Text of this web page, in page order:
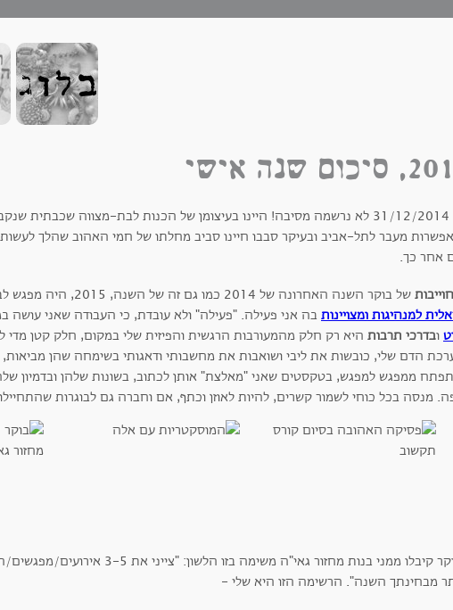
שנה אישי
ב - 31/12/2014 לא נרשמה מסיבה! היינו בעיצומן של הכנות לבת-מצווה
אחר כך.
של בוקר השנה האחרונה של 2014 כמו גם זה של השנה, 2015, היה מפגש לבנות ה
למנהיגות ומצויינות בה אני פעילה. "פעילה" ולא עובדת, כי העבודה שאני עושה
ובדרכי תרבות היא רק חלק מהמעורבות הרגשית והפיזית שלי במקום, חלק קטן מדי
הדם שלי, כובשות את ליבי ושואבות את מחשבותי ודאגותי בשימחה שהן
ממפגש למפגש, בטקסטים שאני "מאלצת" אותן לכתוב, בשונות שלהן ובדמיון שלהן
מנסה בכל כוחי לשמור קשרים, להיות לאוזן וכתף, אם וחברה גם לבוגרות
הבוקר קיבלו ממני בנות מחזור גאי"ה משימה
מבחינתך השנה". הרשימה הזו היא שלי -